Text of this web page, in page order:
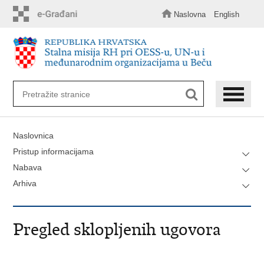
sadržaj
Naslovna English
Naslovnica
Pristup informacijama
Nabava
Arhiva
Pregled sklopljenih ugovora